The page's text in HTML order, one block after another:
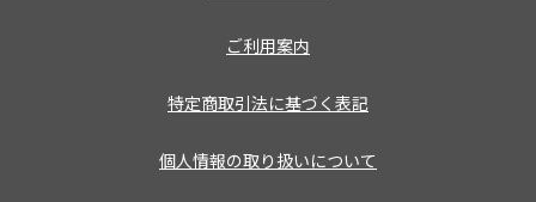
ご利用案内
特定商取引法に基づく表記
個人情報の取り扱いについて